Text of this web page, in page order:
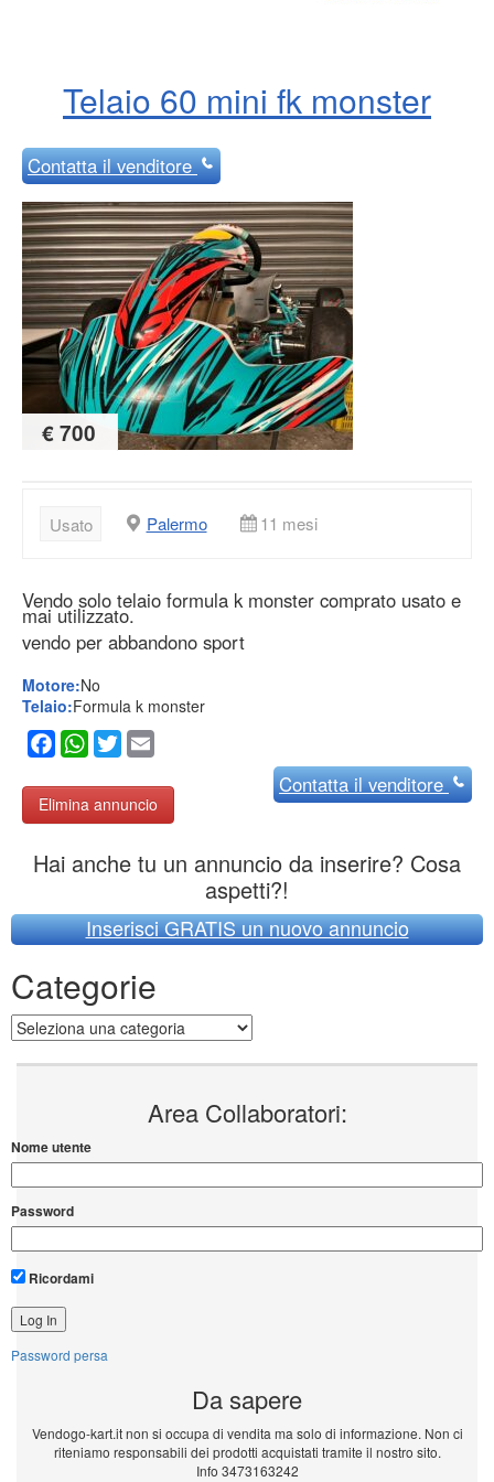
Telaio 60 mini fk monster
Contattail venditore
€ 700
Usato Palermo 11 mesi
Vendo solo telaio formula k monster comprato usato e
mai utilizzato.
vendo per abbandono sport
Motore:No
Telaio:Formula k monster
Facebook
WhatsApp
Twitter
Elimina annuncio
Contattail venditore
Hai anche tu un annuncio da inserire? Cosa
aspetti?!
Inserisci GRATIS un nuovo annuncio
Categorie
Categorie
Area Collaboratori:
Nome utente
Password
Ricordami
Password persa
Da sapere
Vendogo-kart.it non si occupa di vendita ma solo di informazione. Non ci
riteniamo responsabili dei prodotti acquistati tramite il nostro sito.
Info 3473163242